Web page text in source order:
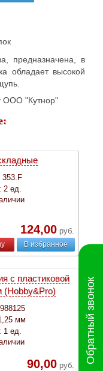
предназначена, в
обладает высокой
ООО "Кутнор"
353.F
2 ед.
124,00руб.
В избранное
с пластиковой
(Hobby&Pro)
988125
мм
1 ед.
90,00руб.
Обратный звонок